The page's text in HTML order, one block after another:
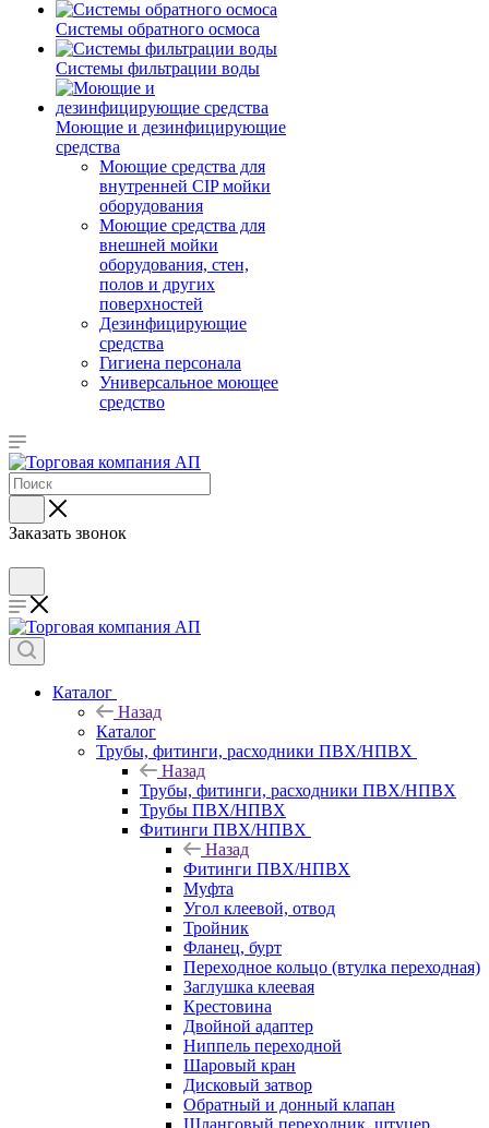
Системы обратного осмоса
Системы фильтрации воды
Моющие и дезинфицирующие
средства
Моющие средства для
внутренней CIP мойки
оборудования
Моющие средства для
внешней мойки
оборудования, стен,
полов и других
поверхностей
Дезинфицирующие
средства
Гигиена персонала
Универсальное моющее
средство
Заказать звонок
Каталог
Назад
Каталог
Трубы, фитинги, расходники ПВХ/НПВХ
Назад
Трубы, фитинги, расходники ПВХ/НПВХ
Трубы ПВХ/НПВХ
Фитинги ПВХ/НПВХ
Назад
Фитинги ПВХ/НПВХ
Муфта
Угол клеевой, отвод
Тройник
Фланец, бурт
Переходное кольцо (втулка переходная)
Заглушка клеевая
Крестовина
Двойной адаптер
Ниппель переходной
Шаровый кран
Дисковый затвор
Обратный и донный клапан
Шланговый переходник, штуцер